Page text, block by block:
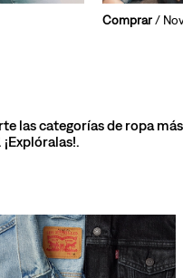
Comprar/
las categorías de ropa más
¡Explóralas!.